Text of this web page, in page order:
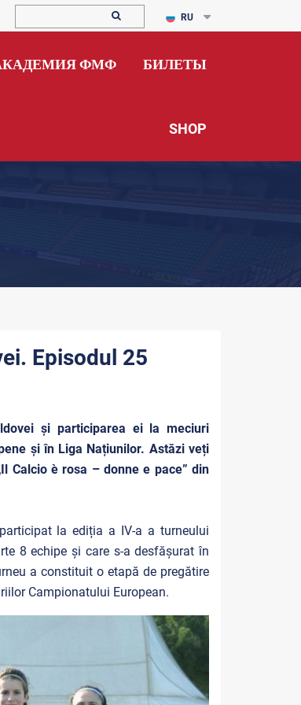
RU
ФМФ БИЛЕТЫ
SHOP
Episodul 25
și participarea ei la meciuri
și în Liga Națiunilor. Astăzi veți
Calcio è rosa – donne e pace” din
la ediția a IV-a a turneului
8 echipe și care s-a desfășurat în
a constituit o etapă de pregătire
Campionatului European.